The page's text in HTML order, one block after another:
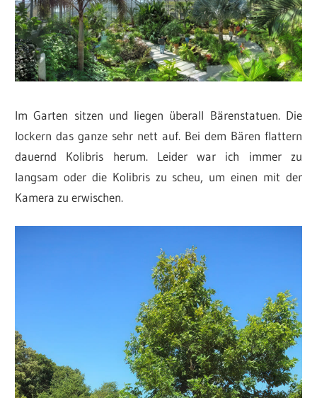
Im Garten sitzen und liegen überall Bärenstatuen. Die
lockern das ganze sehr nett auf. Bei dem Bären flattern
dauernd Kolibris herum. Leider war ich immer zu
langsam oder die Kolibris zu scheu, um einen mit der
Kamera zu erwischen.